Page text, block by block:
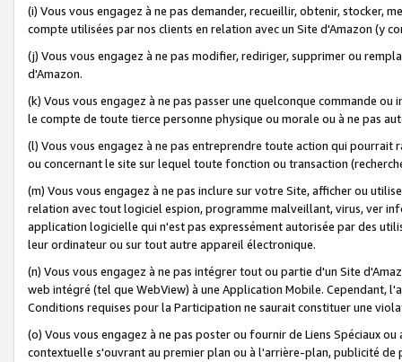
(i) Vous vous engagez à ne pas demander, recueillir, obtenir, stocker,
compte utilisées par nos clients en relation avec un Site d'Amazon (y
(j) Vous vous engagez à ne pas modifier, rediriger, supprimer ou
d'Amazon.
(k) Vous vous engagez à ne pas passer une quelconque commande
le compte de toute tierce personne physique ou morale ou à ne pas
(l) Vous vous engagez à ne pas entreprendre toute action qui
ou concernant le site sur lequel toute fonction ou transaction
(m) Vous vous engagez à ne pas inclure sur votre Site, afficher ou
relation avec tout logiciel espion, programme malveillant, virus, ver
application logicielle qui n'est pas expressément autorisée par des
leur ordinateur ou sur tout autre appareil électronique.
(n) Vous vous engagez à ne pas intégrer tout ou partie d'un Site
web intégré (tel que WebView) à une Application Mobile. Cependant,
Conditions requises pour la Participation ne saurait constituer une
(o) Vous vous engagez à ne pas poster ou fournir de Liens Spéciaux
contextuelle s'ouvrant au premier plan ou à l'arrière-plan, publicité